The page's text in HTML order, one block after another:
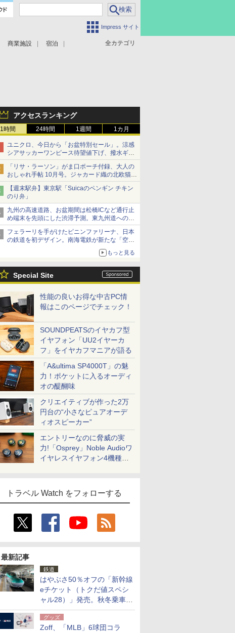
Impress サイト
全カテゴリ
商業施設 宿泊
アクセスランキング
1時間 24時間 1週間 1カ月
ユニクロ、今日から「お盆特別セール」。涼感
シアサッカーワンピース待望値下げ、撥水ギア
ショーツは1990円に
「リサ・ラーソン」がま口ポーチ付録、大人の
おしゃれ手帖 10月号。ジャカード織の北欧猫デ
ザイン
【週末駅弁】東京駅「Suicaのペンギン チキン
のり弁」
九州の高速道路、お盆期間は松橋ICなど通行止
め端末を先頭にした渋滞予測。東九州道への迂
回は料金調整を実施
フェラーリを手がけたピニンファリーナ、日本
の鉄道を初デザイン。南海電鉄が新たな「空港
もっと見る
Special Site
性能の良いお得な中古PC情
報はこのページでチェック！
SOUNDPEATSのイヤカフ型
イヤフォン「UU2イヤーカ
フ」をイヤカフマニアが語る
「A&ultima SP4000T」の魅
力！ポケットに入るオーディ
オの醍醐味
クリエイティブが作った2万
円台の“小さなピュアオーデ
ィオスピーカー”
エントリーなのに脅威の実
力!「Osprey」Noble Audioワ
イヤレスイヤフォン4機種を
トラベル Watch をフォローする
最新記事
鉄道
はやぶさ50％オフの「新幹線
eチケット（トクだ値スペシ
ャル28）」発売。秋冬乗車
分、えきねっと限定
グッズ
Zoff、「MLB」6球団コラ